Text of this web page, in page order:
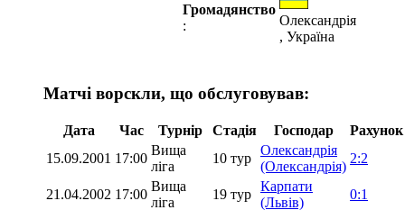
Громадянство
:
Олександрія
, Україна
Матчі ворскли, що обслуговував:
Дата Час Турнір Стадія Господар
Рахунок
15.09.2001 17:00
Вища
ліга
10 тур
Олександрія
(Олександрія)
2:2
21.04.2002 17:00
Вища
ліга
19 тур
Карпати
(Львів)
0:1